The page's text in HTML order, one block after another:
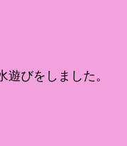
びをしました。